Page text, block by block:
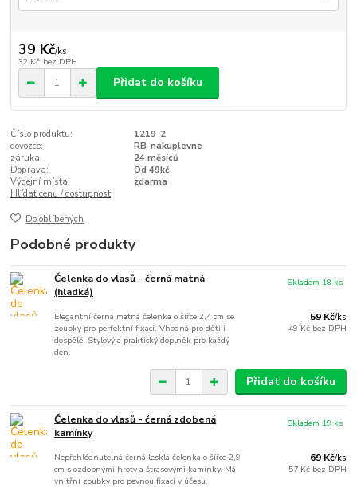
39 Kč/ks
32 Kč bez DPH
Přidat do košíku
Číslo produktu:
1219-2
dovozce:
RB-nakuplevne
záruka:
24 měsíců
Doprava:
Od 49kč
Výdejní místa:
zdarma
Hlídat cenu / dostupnost
Do oblíbených
Podobné produkty
Čelenka do vlasů - černá matná
(hladká)
Elegantní černá matná čelenka o šířce 2,4 cm se
zoubky pro perfektní fixaci. Vhodná pro děti i
dospělé. Stylový a praktický doplněk pro každý
den.
59 Kč/ks
49 Kč bez DPH
Skladem 18 ks
Přidat do košíku
Čelenka do vlasů - černá zdobená
kamínky
Nepřehlédnutelná černá lesklá čelenka o šířce 2,9
cm s ozdobnými hroty a štrasovými kamínky. Má
vnitřní zoubky pro pevnou fixaci v účesu.
69 Kč/ks
57 Kč bez DPH
Skladem 19 ks